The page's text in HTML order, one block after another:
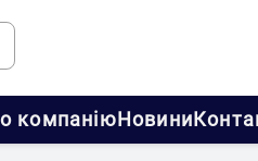
компаніюНовини